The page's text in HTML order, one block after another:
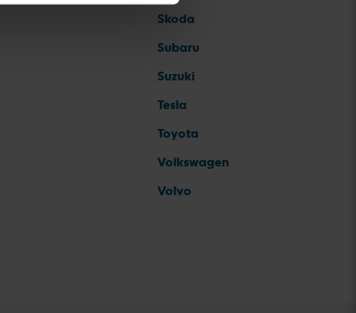
Skoda
Subaru
Suzuki
Tesla
Toyota
Volkswagen
Volvo